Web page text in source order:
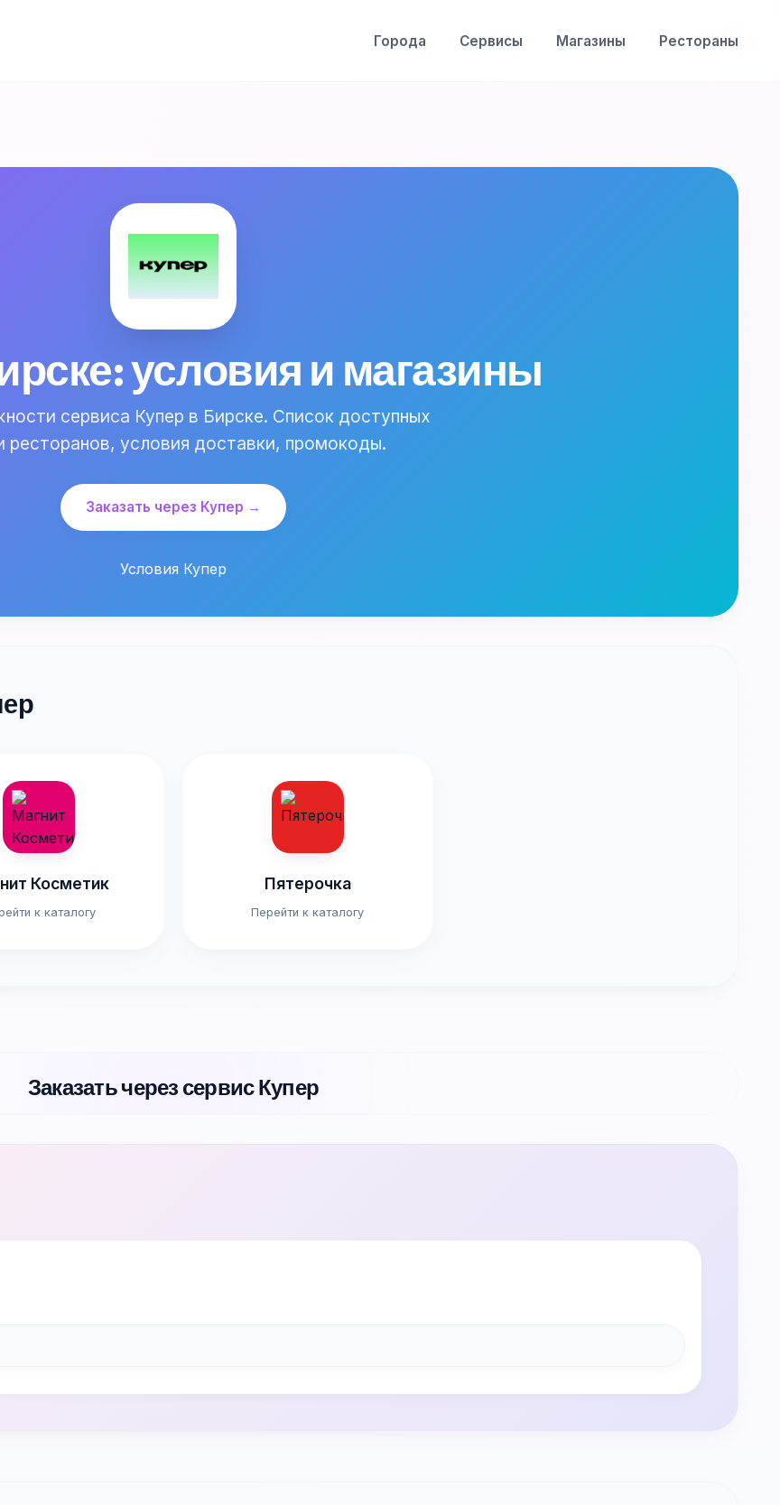
Города Сервисы Магазины Рестораны
условия и магазины
сервиса Купер в Бирске. Список доступных
ресторанов, условия доставки, промокоды.
Заказать через Купер →
Условия Купер
Косметик
к каталогу
Пятерочка
Перейти к каталогу
Заказать через сервис Купер